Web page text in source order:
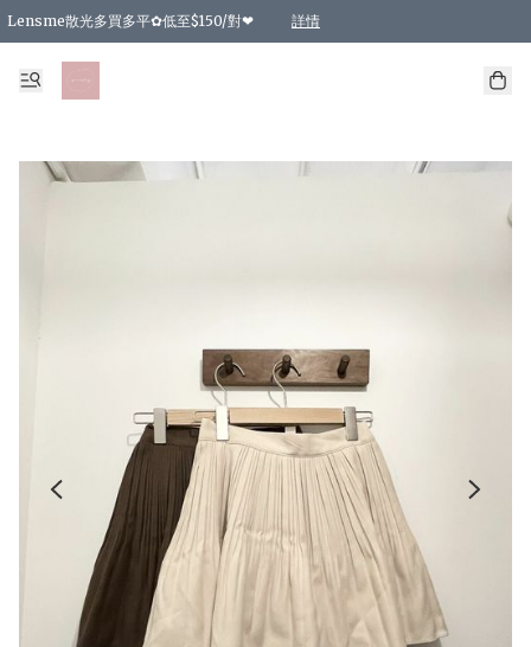
Lensme散光多買多平✿低至$150/對❤ 詳情
台灣Karacon⁩✧日拋 特價清貨❁⃘
日本韓國多款日/月拋現貨☼ 特價❤︎數量有限 售完即止
🇰🇷韓國多款月拋現貨 特價兩對$99✿數量有限 售完即止♫
精選商品，任選買2件或以上9 折；買4件或以上85 折；買6件或以上8 折
精選商品，任選買2件HKD 140.00；買4件HKD 260.00
精選商品，任選買2件HKD 190.00；買4件HKD 360.00
精選商品，任選買2件HKD 110.00；買4件HKD 180.00
精選商品，任選買2件HKD 170.00；買4件HKD 320.00
精選商品，任選買2件或以上減HKD 148.00
精選商品，任選買2件或以上減HKD 148.00
精選商品，任選買2件或以上95 折；買4件或以上9 折；買6件或以上85 折；買8件
精選商品，任選買12件或以上87 折
精選商品，任選買2件或以上減HKD 16.00；買4件或以上減HKD 32.00；買6
精選商品，任選買2件或以上95 折；買4件或以上9 折；買8件或以上85 折；買12
購物滿 HKD 800.00即享免運費優惠！（適用於 特定的送貨方式 )